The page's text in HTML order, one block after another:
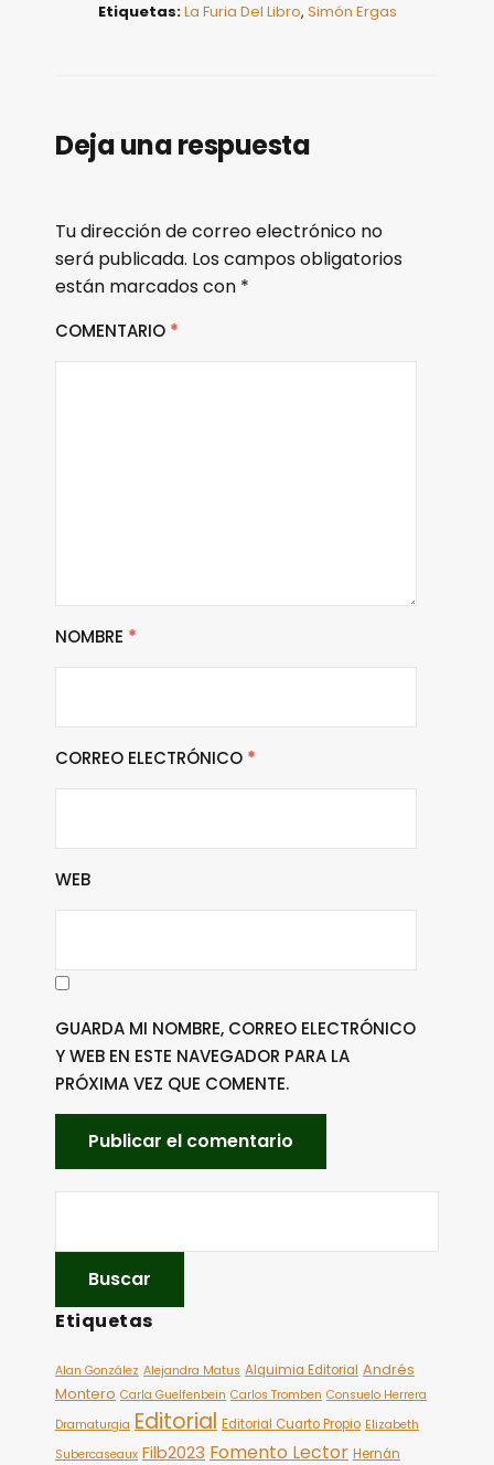
Etiquetas:La Furia Del Libro, Simón Ergas
Deja una respuesta
Tu dirección de correo electrónico no
será publicada. Los campos obligatorios
están marcados con *
COMENTARIO *
NOMBRE *
CORREO ELECTRÓNICO *
WEB
GUARDA MI NOMBRE, CORREO ELECTRÓNICO
Y WEB EN ESTE NAVEGADOR PARA LA
PRÓXIMA VEZ QUE COMENTE.
Etiquetas
Alan González Alejandra Matus Alquimia Editorial Andrés
Montero Carla Guelfenbein Carlos Tromben Consuelo Herrera
Dramaturgia Editorial Editorial Cuarto Propio Elizabeth
Subercaseaux Filb2023 Fomento Lector Hernán